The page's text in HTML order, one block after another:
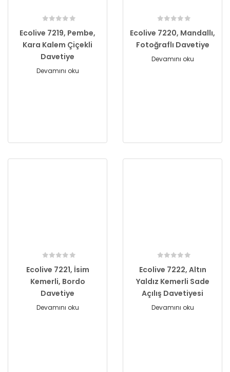
Ecolive 7219, Pembe,
Kara Kalem Çiçekli
Davetiye
Devamını oku
Ecolive 7220, Mandallı,
Fotoğraflı Davetiye
Devamını oku
Ecolive 7221, İsim
Kemerli, Bordo
Davetiye
Devamını oku
Ecolive 7222, Altın
Yaldız Kemerli Sade
Açılış Davetiyesi
Devamını oku